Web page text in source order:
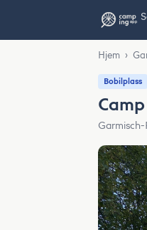
Hjem ›
Bobilplass